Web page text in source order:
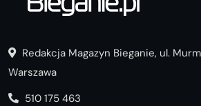
Redakcja Magazyn Bieganie, ul.
Warszawa
510 175 463